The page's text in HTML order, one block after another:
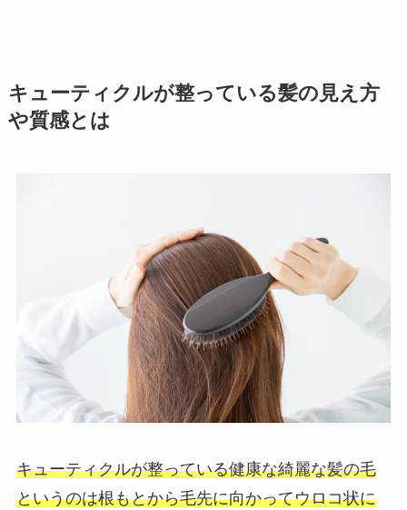
キューティクルが整っている髪の見え方
や質感とは
キューティクルが整っている健康な綺麗な髪の毛
というのは根もとから毛先に向かってウロコ状に